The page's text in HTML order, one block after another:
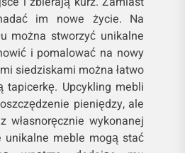
im nowe życie. Na
można stworzyć unikalne
i pomalować na nowy
siedziskami można łatwo
tapicerkę. Upcykling mebli
pieniędzy, ale
wykonanej
unikalne meble mogą stać